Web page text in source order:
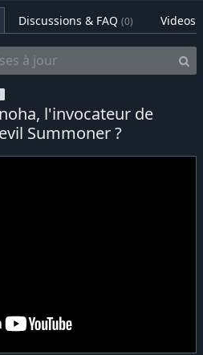
Discussions & FAQ (0) Videos
l'invocateur de
Summoner ?